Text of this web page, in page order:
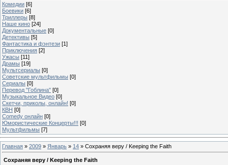
Комедии [6]
Боевики [6]
Триллеры [8]
Наше кино [24]
Документальные [0]
Детективы [5]
Фантастика и фэнтези [1]
Приключения [2]
Ужасы [11]
Драмы [19]
Мультсериалы [0]
Советские мультфильмы [0]
Сериалы [0]
Перевод "Гоблина" [0]
Музыкальное Видео [0]
Скетчи, приколы, онлайн! [0]
КВН [0]
Comedy онлайн [0]
Юмористические Концерты!!! [0]
Мультфильмы [7]
Главная » 2009 » Январь » 14 » Сохраняя веру / Keeping the Faith
Сохраняя веру / Keeping the Faith